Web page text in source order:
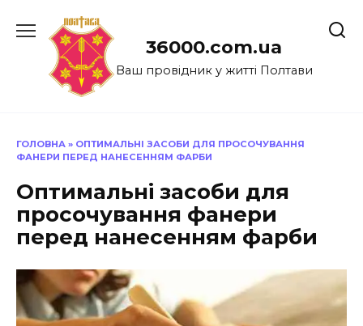
до
36000.com.ua
Ваш провідник у житті Полтави
ГОЛОВНА » ОПТИМАЛЬНІ ЗАСОБИ ДЛЯ ПРОСОЧУВАННЯ
ФАНЕРИ ПЕРЕД НАНЕСЕННЯМ ФАРБИ
Оптимальні засоби для
просочування фанери
перед нанесенням фарби